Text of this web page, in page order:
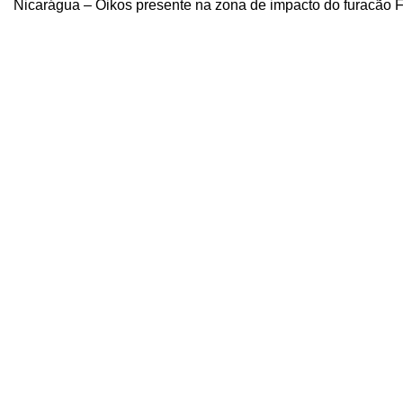
Nicarágua – Oikos presente na zona de impacto do furacão